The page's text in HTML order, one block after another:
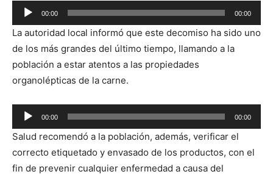
Reproductor
de
audio
00:00 00:00
La autoridad local informó que este decomiso ha sido uno
de los más grandes del último tiempo, llamando a la
población a estar atentos a las propiedades
organolépticas de la carne.
Reproductor
de
audio
00:00 00:00
Salud recomendó a la población, además, verificar el
correcto etiquetado y envasado de los productos, con el
fin de prevenir cualquier enfermedad a causa del